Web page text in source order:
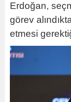
Erdoğan,
görev
etmesi